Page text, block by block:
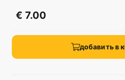
€ 7.00
добавить в